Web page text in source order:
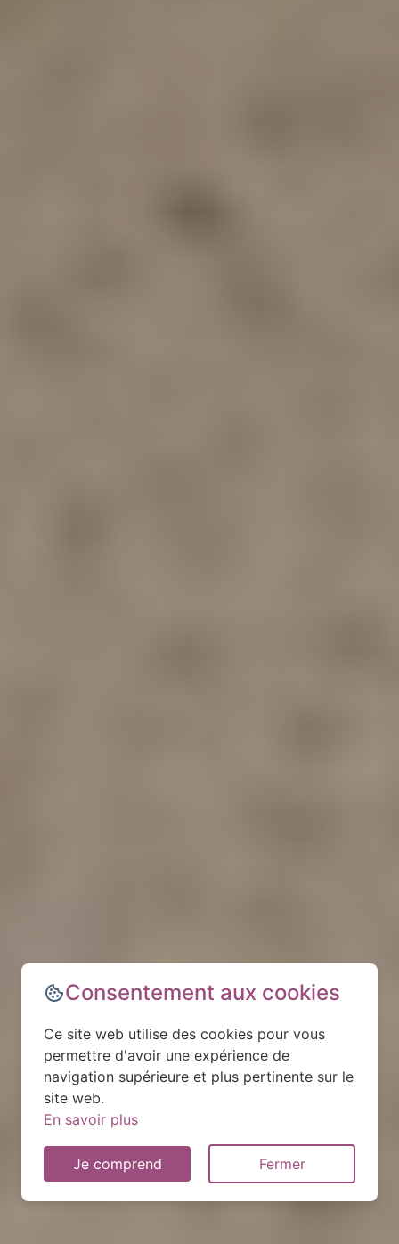
Consentement aux cookies
Ce site web utilise des cookies pour vous
permettre d'avoir une expérience de
navigation supérieure et plus pertinente sur le
site web.
En savoir plus
Je comprend Fermer